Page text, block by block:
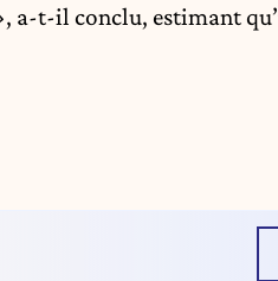
, a-t-il conclu, estimant